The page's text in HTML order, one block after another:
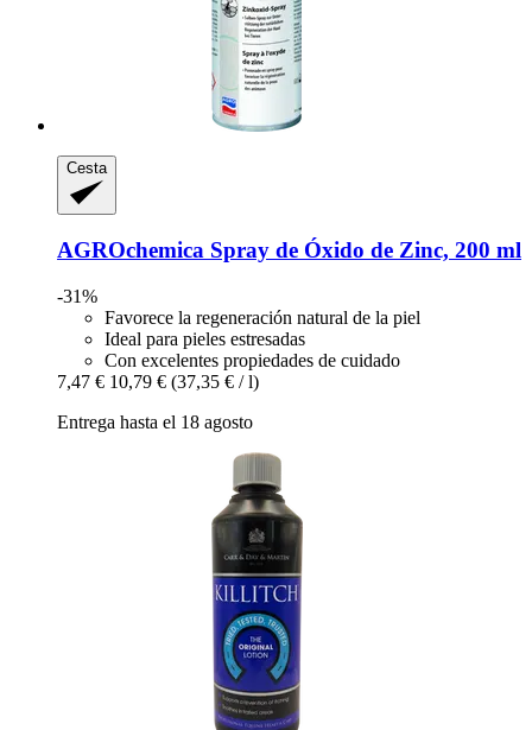
Cesta
AGROchemica Spray de Óxido de Zinc, 200 ml
-31%
Favorece la regeneración natural de la piel
Ideal para pieles estresadas
Con excelentes propiedades de cuidado
7,47 € 10,79 € (37,35 € / l)
Entrega hasta el 18 agosto